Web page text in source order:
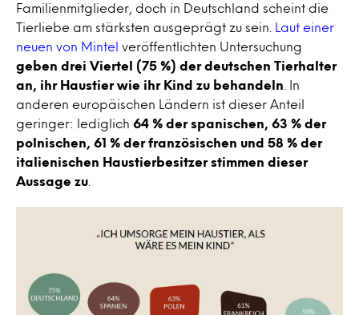
Familienmitglieder, doch in Deutschland scheint die
Tierliebe am stärksten ausgeprägt zu sein.
Laut einer
neuen von Mintel
veröffentlichten Untersuchung
geben drei Viertel (75 %) der deutschen Tierhalter
an, ihr Haustier wie ihr Kind zu behandeln . In
anderen europäischen Ländern ist dieser Anteil
geringer: lediglich 64 % der spanischen, 63 % der
polnischen, 61 % der französischen und 58 % der
italienischen Haustierbesitzer stimmen dieser
Aussage zu